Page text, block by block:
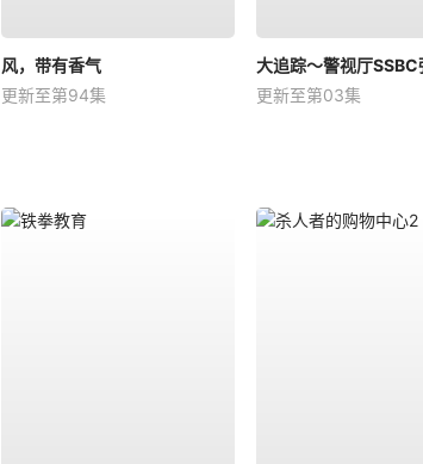
风，带有香气
更新至第94集
更新至第03集